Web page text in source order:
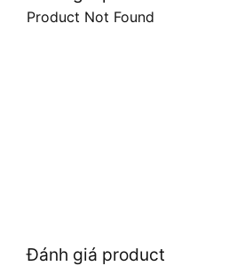
Product Not Found
Đánh giá product